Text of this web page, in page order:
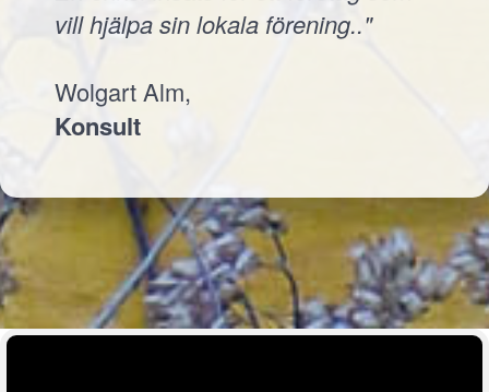
vill hjälpa sin lokala förening.."
Wolgart Alm,
Konsult